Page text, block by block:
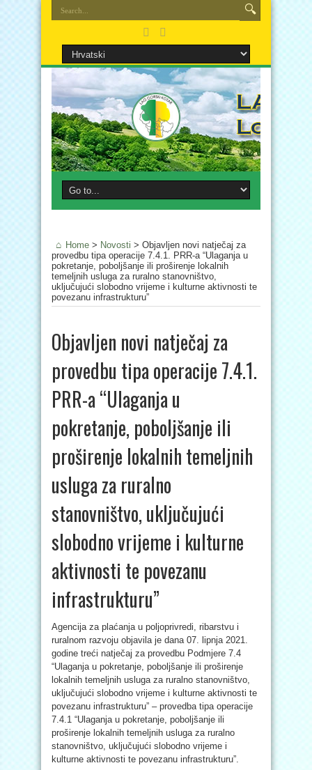
Home > Novosti > Objavljen novi natječaj za
provedbu tipa operacije 7.4.1. PRR-a “Ulaganja u
pokretanje, poboljšanje ili proširenje lokalnih
temeljnih usluga za ruralno stanovništvo,
uključujući slobodno vrijeme i kulturne aktivnosti te
povezanu infrastrukturu”
Objavljen novi natječaj za
provedbu tipa operacije 7.4.1.
PRR-a “Ulaganja u
pokretanje, poboljšanje ili
proširenje lokalnih temeljnih
usluga za ruralno
stanovništvo, uključujući
slobodno vrijeme i kulturne
aktivnosti te povezanu
infrastrukturu”
Agencija za plaćanja u poljoprivredi, ribarstvu i
ruralnom razvoju objavila je dana 07. lipnja 2021.
godine treći natječaj za provedbu Podmjere 7.4
“Ulaganja u pokretanje, poboljšanje ili proširenje
lokalnih temeljnih usluga za ruralno stanovništvo,
uključujući slobodno vrijeme i kulturne aktivnosti te
povezanu infrastrukturu” – provedba tipa operacije
7.4.1 “Ulaganja u pokretanje, poboljšanje ili
proširenje lokalnih temeljnih usluga za ruralno
stanovništvo, uključujući slobodno vrijeme i
kulturne aktivnosti te povezanu infrastrukturu”.